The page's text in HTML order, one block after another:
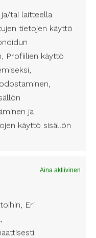
tai laitteella
tietojen käyttö
Profiilien käyttö
ja
käyttö sisällön
Aina aktiivinen
Eri
avustaja voi olla
on
aktiivinen
Suomen
erilaisten
räätälöityjä
toiveisiin ja
iloa ja onnea,
ja
vaan
avustaja